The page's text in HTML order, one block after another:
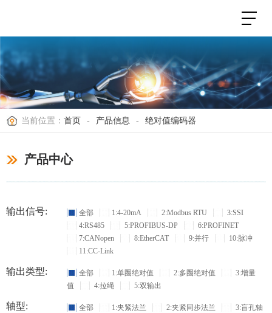
当前位置： 首页 - 产品信息 - 绝对值编码器
产品中心
输出信号: 全部 1:4-20mA 2:Modbus RTU
3:SSI
4:RS485
5:PROFIBUS-DP
6:PROFINET
7:CANopen
8:EtherCAT 9:并行
10:脉冲
11:CC-Link
输出类型: 全部 1:单圈绝对值 2:多圈绝对值
3:增量
值
4:拉绳 5:双输出
轴型: 全部 1:夹紧法兰 2:夹紧同步法兰
3:盲孔轴